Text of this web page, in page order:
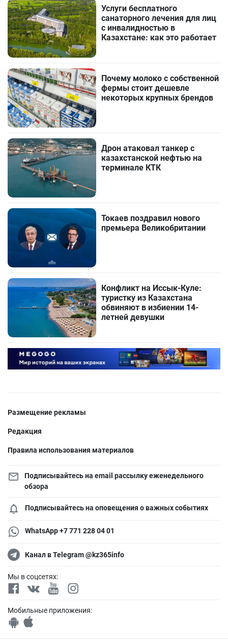
Услуги бесплатного
санаторного лечения для лиц
с инвалидностью в
Казахстане: как это работает
Почему молоко с собственной
фермы стоит дешевле
некоторых крупных брендов
Дрон атаковал танкер с
казахстанской нефтью на
терминале КТК
Токаев поздравил нового
премьера Великобритании
Конфликт на Иссык-Куле:
туристку из Казахстана
обвиняют в избиении 14-
летней девушки
Размещение рекламы
Редакция
Правила использования материалов
Подписывайтесь на email рассылку еженедельного
обзора
Подписывайтесь на оповещения о важных событиях
WhatsApp +7 771 228 04 01
Канал в Telegram @kz365info
Мы в соцсетях:
Мобильные приложения: